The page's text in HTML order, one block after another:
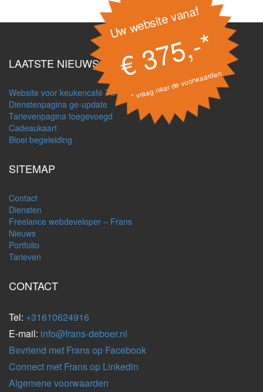
Uw website vanaf
€ 375,-*
* vraag naar de voorwaarden
LAATSTE NIEUWS
Website voor keukencafé TOTT
Dienstenpagina ge-update
Tarievenpagina toegevoegd
Cadeaukaart
Bloei begeleiding
SITEMAP
Contact
Diensten
Freelance webdeveloper – Frans
Nieuws
Portfolio
Tarieven
CONTACT
Tel: +31610624916
E-mail: info@frans-deboer.nl
Bevriend met Frans op Facebook
Connect met Frans op Linkedin
Algemene voorwaarden